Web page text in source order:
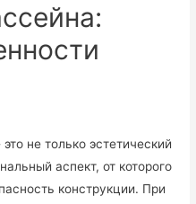
не только эстетический
аспект, от которого
конструкции. При